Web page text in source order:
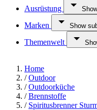
Ausrüstung
Marken Show
Themenwelt
Home
/ Outdoor
/ Outdoorküche
/ Brennstoffe
/ Spiritusbrenner